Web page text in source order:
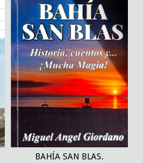
BAHÍA SAN BLAS.